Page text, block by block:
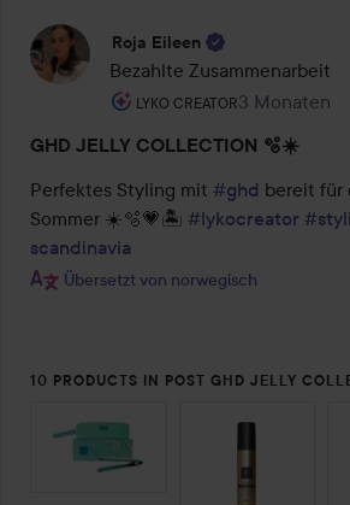
Roja Eileen
Bezahlte Zusammenarbeit
LYKO CREATOR
Rolle des Benutzers: Lyko
3 Monaten
Der Beitrag
GHD JELLY COLLECTION 🫧☀️
Perfektes Styling mit #ghd bereit für
Sommer ☀️🫧💗🏝️ #lykocreator
scandinavia
Übersetzt von norwegisch
10 PRODUCTS IN POST GHD JELLY
SEKTION ÜBERSPRINGEN